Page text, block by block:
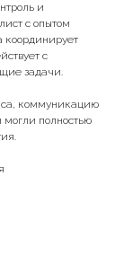
и
с опытом
координирует
с
задачи.
коммуникацию
полностью